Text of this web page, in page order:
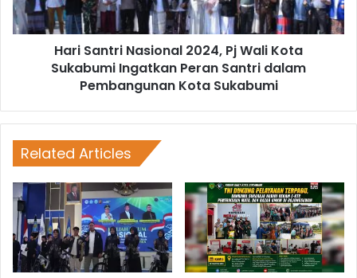
Hari Santri Nasional 2024, Pj Wali Kota
Sukabumi Ingatkan Peran Santri dalam
Pembangunan Kota Sukabumi
Related Articles